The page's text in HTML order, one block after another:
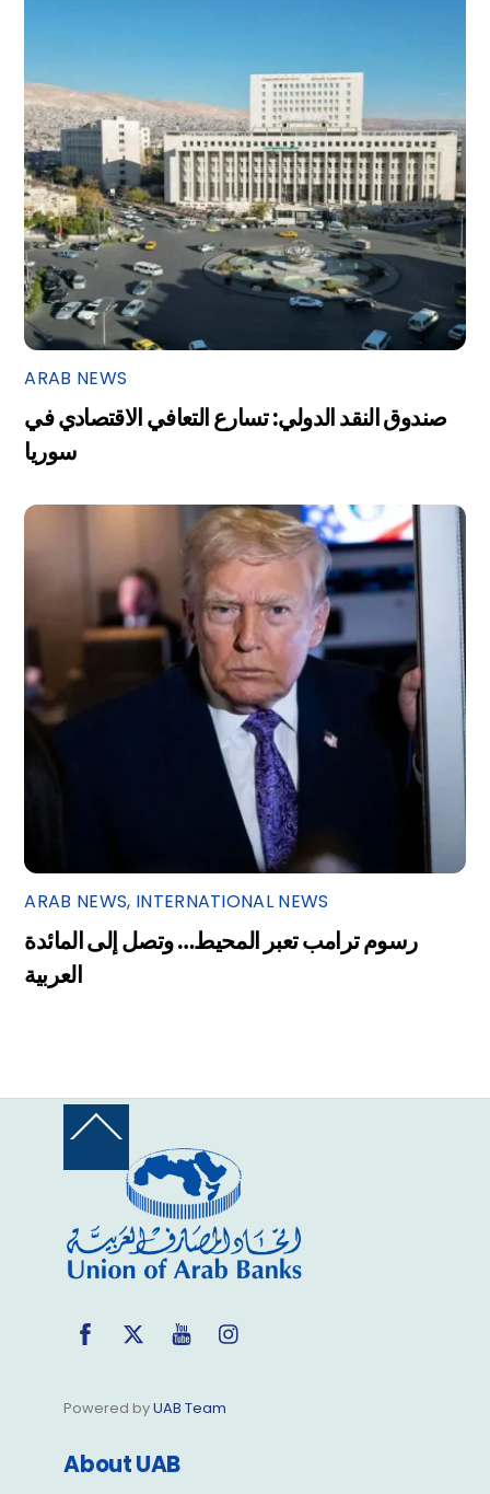
ARAB NEWS
صندوق النقد الدولي: تسارع التعافي الاقتصادي في
سوريا
ARAB NEWS, INTERNATIONAL NEWS
رسوم ترامب تعبر المحيط… وتصل إلى المائدة
العربية
Back
Top
FacebookTwitter YouTube
Powered byUAB Team
About UAB